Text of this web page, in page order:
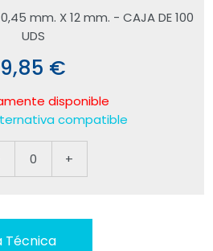
mm. X 12 mm. - CAJA DE 100
UDS
9,85 €
disponible
compatible
0 +
Técnica